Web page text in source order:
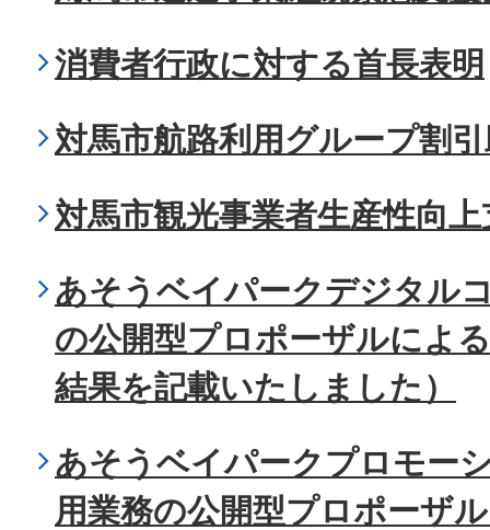
消費者行政に対する首長表明
対馬市航路利用グループ割
対馬市観光事業者生産性向
あそうベイパークデジタル
の公開型プロポーザルによ
結果を記載いたしました）
あそうベイパークプロモー
用業務の公開型プロポーザ